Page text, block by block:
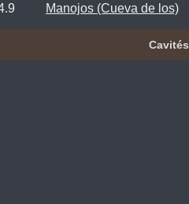
Manojos (Cueva de los)
Cavités